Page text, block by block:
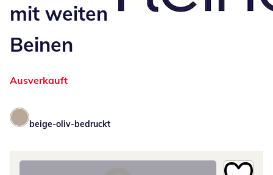
mit weiten
Beinen
Ausverkauft
beige-oliv-bedruckt